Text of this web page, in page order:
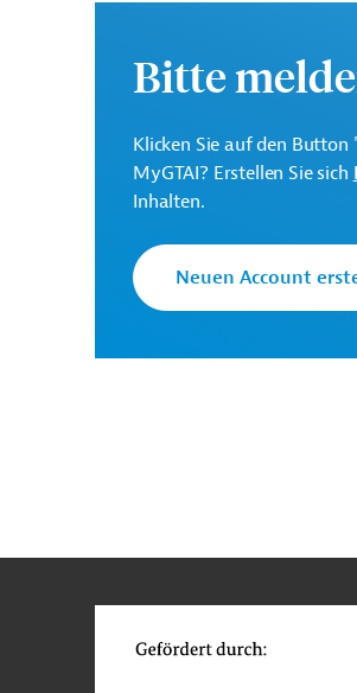
381 Millionen Euro
Europäische Kommission
PRO20221111920154 -
Bitte
Klicken Sie auf den Button
MyGTAI? Erstellen Sie sich
Inhalten.
Neuen Account